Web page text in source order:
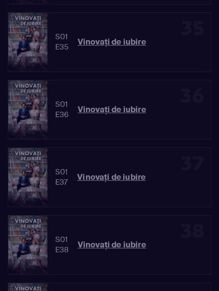
S01
E35
Vinovaţi de iubire
S01
E36
Vinovaţi de iubire
S01
E37
Vinovaţi de iubire
S01
E38
Vinovaţi de iubire